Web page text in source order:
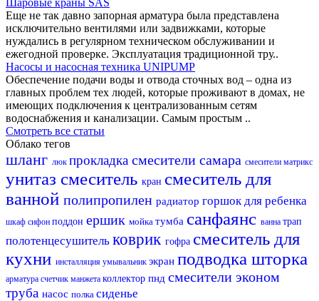
Еще не так давно запорная арматура была представлена
исключительно вентилями или задвижками, которые
нуждались в регулярном техническом обслуживании и
ежегодной проверке. Эксплуатация традиционной тру..
Насосы и насосная техника UNIPUMP
Обеспечение подачи воды и отвода сточных вод – одна из
главных проблем тех людей, которые проживают в домах, не
имеющих подключения к централизованным сетям
водоснабжения и канализации. Самым простым ..
Смотреть все статьи
Облако тегов
шланг люк прокладка смесители самара смесители матрикс
унитаз смеситель кран смеситель для
ванной полипропилен радиатор горшок для ребенка
шкаф сифон поддон ершик мойка тумба санфаянс ванна трап
полотенцесушитель коврик гофра смеситель для
кухни инсталляция умывальник экран подводка шторка
арматура счетчик манжета коллектор пнд смесители эконом
труба насос полка сиденье